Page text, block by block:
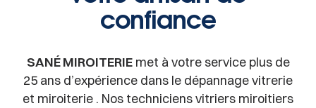
confiance
SANÉ MIROITERIEmet à votre service plus de
25 ans d’expérience dans le dépannage vitrerie
et miroiterie . Nos techniciens vitriers miroitiers